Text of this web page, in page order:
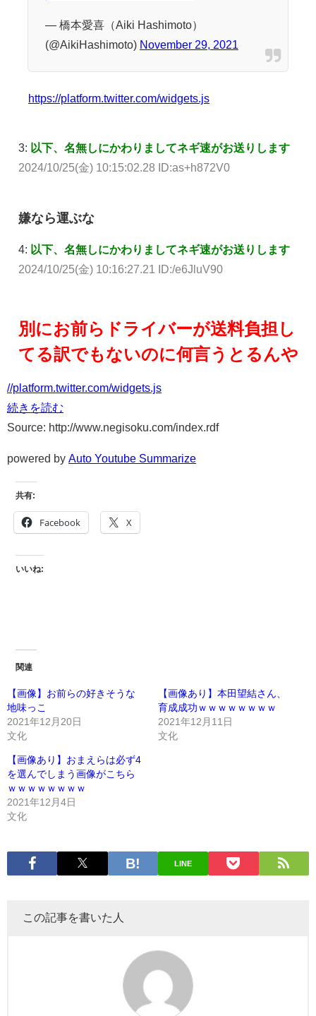
— 橋本愛喜（Aiki Hashimoto）
(@AikiHashimoto) November 29, 2021
https://platform.twitter.com/widgets.js
3: 以下、名無しにかわりましてネギ速がお送りします
2024/10/25(金) 10:15:02.28 ID:as+h872V0
嫌なら運ぶな
4: 以下、名無しにかわりましてネギ速がお送りします
2024/10/25(金) 10:16:27.21 ID:/e6JluV90
別にお前らドライバーが送料負担し
てる訳でもないのに何言うとるんや
//platform.twitter.com/widgets.js
続きを読む
Source: http://www.negisoku.com/index.rdf
powered by Auto Youtube Summarize
共有:
Facebook X
いいね:
関連
【画像】お前らの好きそうな
地味っこ
2021年12月20日
文化
【画像あり】本田望結さん、
育成成功ｗｗｗｗｗｗｗｗ
2021年12月11日
文化
【画像あり】おまえらは必ず4
を選んでしまう画像がこちら
ｗｗｗｗｗｗｗｗ
2021年12月4日
文化
LINE
この記事を書いた人